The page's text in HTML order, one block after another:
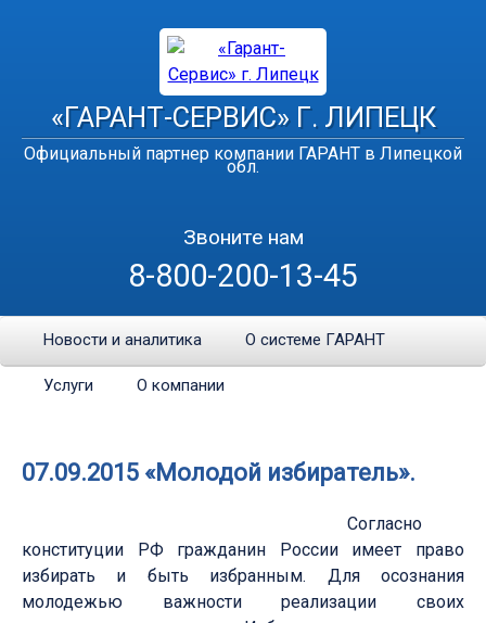
«ГАРАНТ-СЕРВИС» Г. ЛИПЕЦК
Официальный партнер компании ГАРАНТ в Липецкой
обл.
Звоните нам
8-800-200-13-45
Новости и аналитика О системе ГАРАНТ
Услуги О компании
07.09.2015 «Молодой избиратель».
Согласно
конституции РФ гражданин России имеет право
избирать и быть избранным. Для осознания
молодежью важности реализации своих